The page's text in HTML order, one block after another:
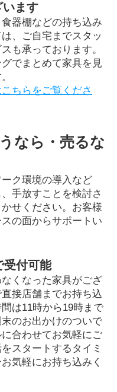
います
器棚などの持ち込み
、ご自宅までスタッ
も承っております。
でまとめて家具を見
ちらをご覧くださ
なら・売るな
ク環境の導入など
手放すことを検討さ
せください。お客様
の面からサポートい
受付可能
くなった家具がござ
接店舗までお持ち込
は11時から19時まで
のお出かけのついで
合わせてお気軽にご
スタートするタイミ
気軽にお持ち込みく